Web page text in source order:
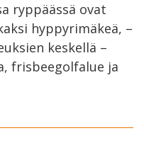
ryppäässä ovat
hyppyrimäkeä, –
keskellä –
frisbeegolfalue ja